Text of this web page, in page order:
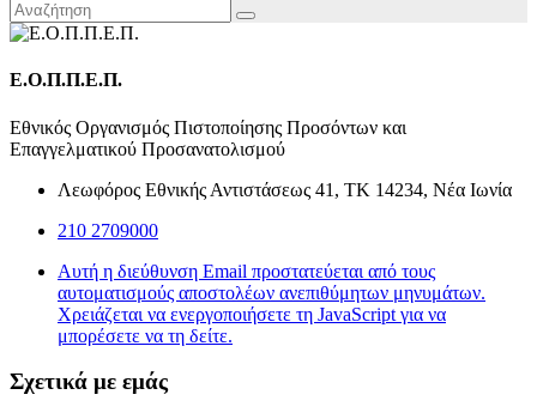
Ε.Ο.Π.Π.Ε.Π.
Εθνικός Οργανισμός Πιστοποίησης Προσόντων και
Επαγγελματικού Προσανατολισμού
Λεωφόρος Εθνικής Αντιστάσεως 41, ΤΚ 14234, Νέα Ιωνία
210 2709000
Αυτή η διεύθυνση Email προστατεύεται από τους
αυτοματισμούς αποστολέων ανεπιθύμητων μηνυμάτων.
Χρειάζεται να ενεργοποιήσετε τη JavaScript για να
μπορέσετε να τη δείτε.
Σχετικά με εμάς